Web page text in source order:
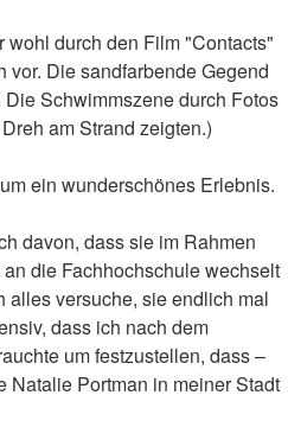
wohl durch den Film "Contacts"
vor. Die sandfarbende Gegend
Schwimmszene durch Fotos
am Strand zeigten.)
ein wunderschönes Erlebnis.
davon, dass sie im Rahmen
die Fachhochschule wechselt
alles versuche, sie endlich mal
dass ich nach dem
um festzustellen, dass –
Natalie Portman in meiner Stadt